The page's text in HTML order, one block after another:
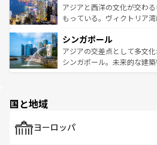
ひ現地で味わいたい。どの
が旅行者を迎えてくれるの
参照してほしい。
帯で自然と触れ合い、南部
いビーチでリゾート気分を
激する。気候は一年中温暖
が待っている。親しみやす
た文化、そして多様な観光
アジアと西洋の文化が交わ
もっている。ヴィクトリア
み、どこを訪れても感動する
ており、効率よく見どころ
うな絶景から文化的な体験
シンガポール
アジアの交差点として多文
シンガポール。未来的な建
で、ホーカーズは地元の風情
国と地域
ヨーロッパ